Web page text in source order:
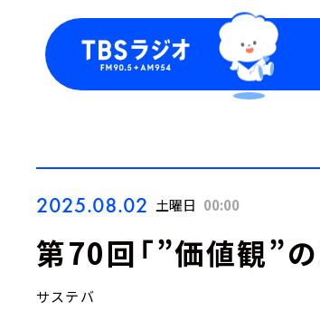
2025.08.02 土曜日 00:00
第70回「”価値観”の
サステバ